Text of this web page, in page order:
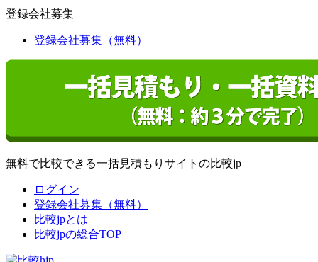
登録会社募集
登録会社募集（無料）
無料で比較できる一括見積もりサイトの比較jp
ログイン
登録会社募集（無料）
比較jpとは
比較jpの総合TOP